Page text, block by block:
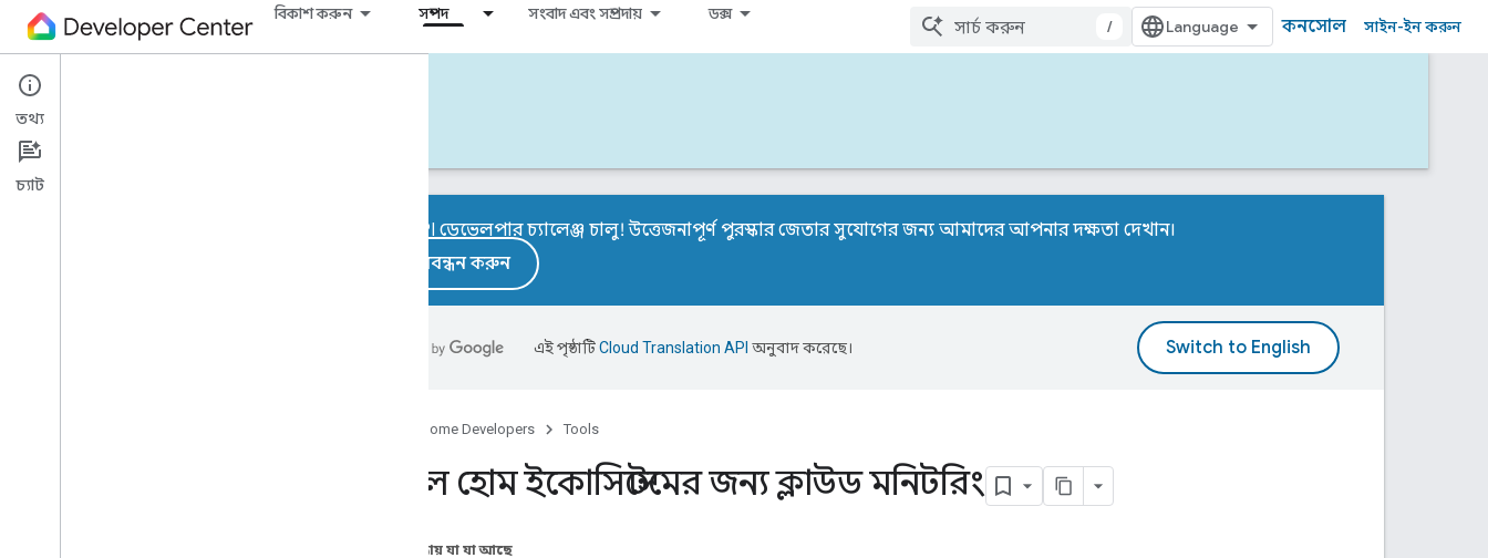
বিকাশ করুন সম্পদ সংবাদ এবং সম্প্রদায় ডক্স
/ কনসোল সাইন-ইন করুন
Tools
টুলস
হোম API ডেভেলপার চ্যালেঞ্জ চালু! উত্তেজনাপূর্ণ পুরস্কার জেতার সুযোগের জন্য আমাদের আপনার দক্ষতা দেখান।
নিবন্ধন করুন
এই পৃষ্ঠাটিCloud Translation API অনুবাদ করেছে।
Google Home Developers Tools
গুগল হোম ইকোসিস্টেমের জন্য ক্লাউড মনিটরিং
এই পৃষ্ঠায় যা যা আছে
তথ্য
চ্যাট